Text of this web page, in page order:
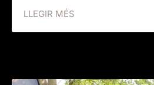
LLEGIR MÉS